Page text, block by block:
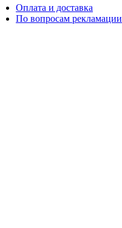
Оплата и доставка
По вопросам рекламации